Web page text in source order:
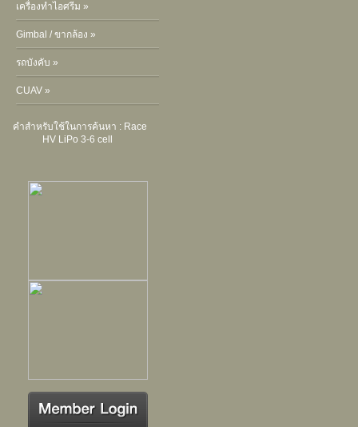
เครื่องทำไอศรีม »
Gimbal / ขากล้อง »
รถบังคับ »
CUAV »
คำสำหรับใช้ในการค้นหา : Race
HV LiPo 3-6 cell